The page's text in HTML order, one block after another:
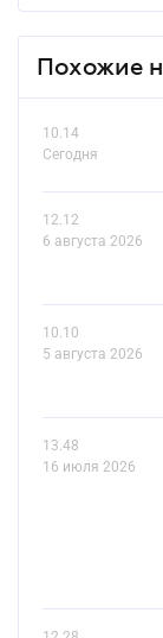
Похожие
10.14
Сегодня
12.12
6 августа 2026
10.10
5 августа 2026
13.48
16 июля 2026